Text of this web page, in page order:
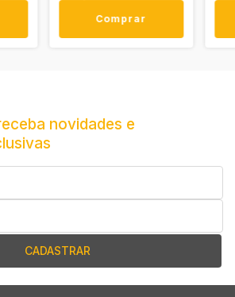
Comprar
novidades e